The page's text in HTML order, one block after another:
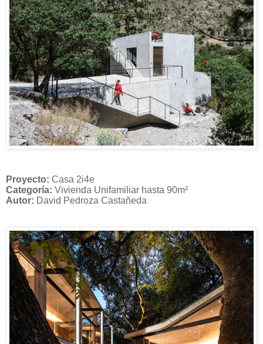
Proyecto: Casa 2i4e
Categoría: Vivienda Unifamiliar hasta 90m²
Autor: David Pedroza Castañeda